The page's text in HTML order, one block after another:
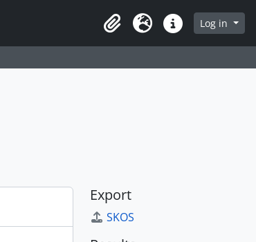
ClipboardLanguageQuick linksLog in
Export
SKOS